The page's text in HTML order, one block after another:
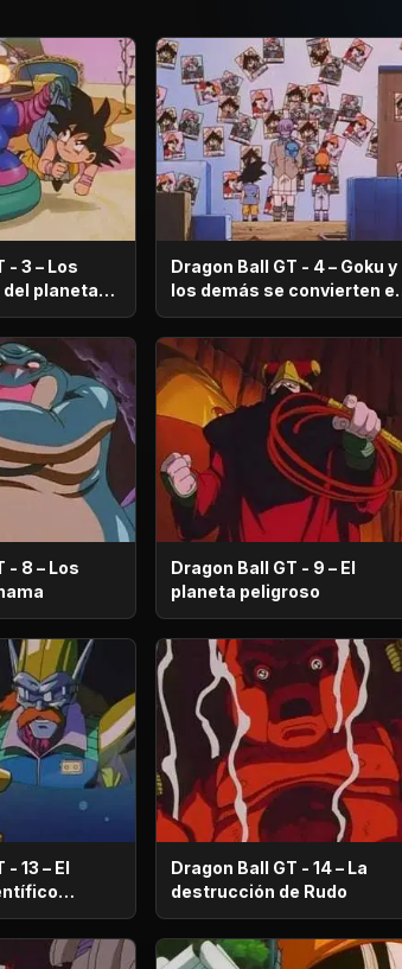
- 3 – Los
Dragon Ball GT - 4 – Goku y
los demás se convierten en
criminales
- 8 – Los
Zunama
Dragon Ball GT - 9 – El
planeta peligroso
13 – El
Dragon Ball GT - 14 – La
destrucción de Rudo